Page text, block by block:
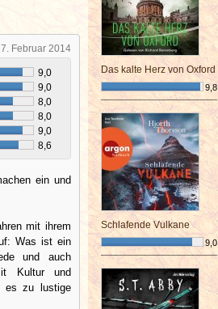
Februar 2014
9,0
9,0
8,0
8,0
9,0
8,6
ein und
mit ihrem
Was ist ein
und auch
Kultur und
es zu lustige
Das kalte Herz von Oxford
9,8
¯¯¯¯¯¯¯¯¯¯¯¯¯¯¯¯¯¯¯¯¯¯¯¯
Schlafende Vulkane
9,0
¯¯¯¯¯¯¯¯¯¯¯¯¯¯¯¯¯¯¯¯¯¯¯¯